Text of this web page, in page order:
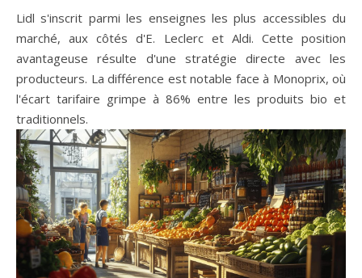
Lidl s'inscrit parmi les enseignes les plus accessibles du
marché, aux côtés d'E. Leclerc et Aldi. Cette position
avantageuse résulte d'une stratégie directe avec les
producteurs. La différence est notable face à Monoprix, où
l'écart tarifaire grimpe à 86% entre les produits bio et
traditionnels.